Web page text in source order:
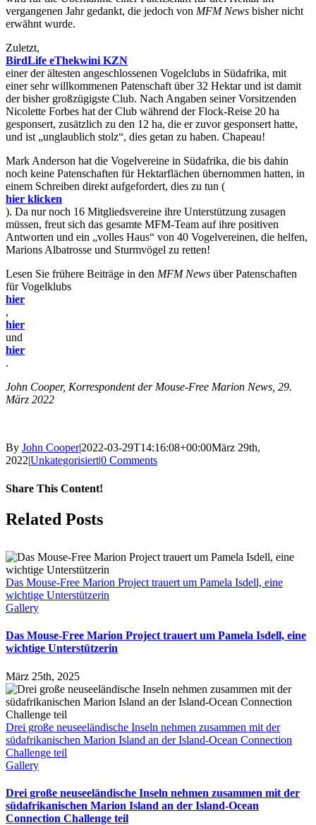
vergangenen Jahr gedankt, die jedoch von MFM News bisher nicht
erwähnt wurde.
Zuletzt,
BirdLife eThekwini KZN
einer der ältesten angeschlossenen Vogelclubs in Südafrika, mit
einer sehr willkommenen Patenschaft über 32 Hektar und ist damit
der bisher großzügigste Club. Nach Angaben seiner Vorsitzenden
Nicolette Forbes hat der Club während der Flock-Reise 20 ha
gesponsert, zusätzlich zu den 12 ha, die er zuvor gesponsert hatte,
und ist „unglaublich stolz“, dies getan zu haben. Chapeau!
Mark Anderson hat die Vogelvereine in Südafrika, die bis dahin
noch keine Patenschaften für Hektarflächen übernommen hatten, in
einem Schreiben direkt aufgefordert, dies zu tun (
hier klicken
). Da nur noch 16 Mitgliedsvereine ihre Unterstützung zusagen
müssen, freut sich das gesamte MFM-Team auf ihre positiven
Antworten und ein „volles Haus“ von 40 Vogelvereinen, die helfen,
Marions Albatrosse und Sturmvögel zu retten!
Lesen Sie frühere Beiträge in den MFM News über Patenschaften
für Vogelklubs
hier
,
hier
und
hier
.
John Cooper, Korrespondent der Mouse-Free Marion News, 29.
März 2022
By John Cooper|2022-03-29T14:16:08+00:00März 29th,
2022|Unkategorisiert|0 Comments
Share This Content!
Facebook
X
LinkedIn
WhatsApp
Tumblr
Pinterest
Email
Related Posts
Das Mouse-Free Marion Project trauert um Pamela Isdell, eine
wichtige Unterstützerin
Gallery
Das Mouse-Free Marion Project trauert um Pamela Isdell, eine
wichtige Unterstützerin
März 25th, 2025
Drei große neuseeländische Inseln nehmen zusammen mit der
südafrikanischen Marion Island an der Island-Ocean Connection
Challenge teil
Gallery
Drei große neuseeländische Inseln nehmen zusammen mit der
südafrikanischen Marion Island an der Island-Ocean
Connection Challenge teil